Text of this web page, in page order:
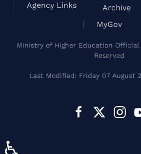
Agency Links
Archive
MyGov
Ministry of Higher Education
Reserved
Last Modified: Friday 07 August